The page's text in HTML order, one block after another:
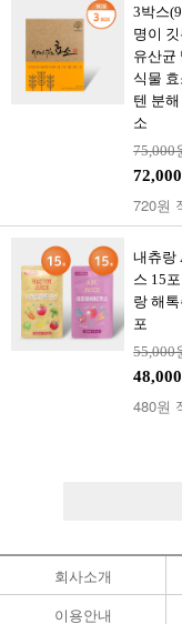
3박스
명이
유산균
식물
텐 분
소
75,000
720원
내츄랑
스 15
랑 해
포
55,000
480원
회사소개
이용안내